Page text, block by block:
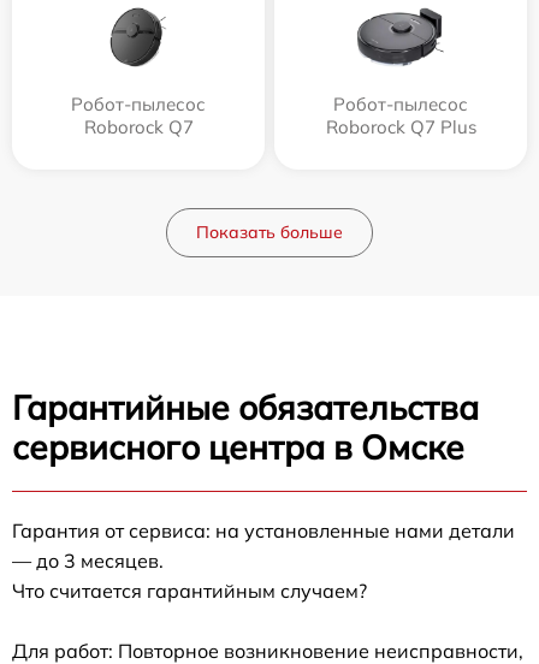
Робот-пылесос
Roborock Q7
Робот-пылесос
Roborock Q7 Plus
Показать больше
Гарантийные обязательства
сервисного центра в Омске
Гарантия от сервиса: на установленные нами детали
— до 3 месяцев.
Что считается гарантийным случаем?
Для работ: Повторное возникновение неисправности,